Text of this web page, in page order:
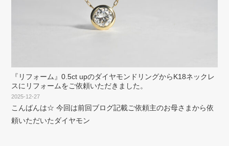
『リフォーム』0.5ct upのダイヤモンドリングからK18ネックレ
スにリフォームをご依頼いただきました。
2025-12-27
こんばんは☆ 今回は前回ブログ記載ご依頼主のお母さまから依
頼いただいたダイヤモン